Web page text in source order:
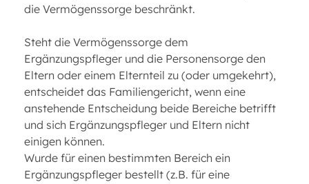
die Vermögenssorge beschränkt.
Steht die Vermögenssorge dem
Ergänzungspfleger und die Personensorge den
Eltern oder einem Elternteil zu (oder umgekehrt),
entscheidet das Familiengericht, wenn eine
anstehende Entscheidung beide Bereiche betrifft
und sich Ergänzungspfleger und Eltern nicht
einigen können.
Wurde für einen bestimmten Bereich ein
Ergänzungspfleger bestellt (z.B. für eine